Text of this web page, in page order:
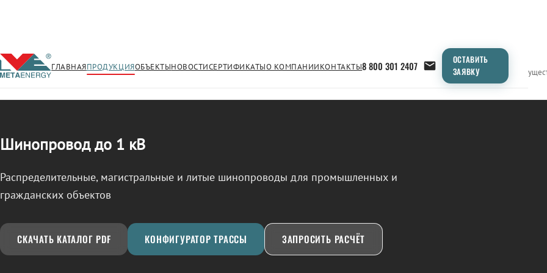
ГЛАВНАЯПРОДУКЦИЯОБЪЕКТЫНОВОСТИСЕРТИФИКАТЫО КОМПАНИИКОНТАКТЫ8 800 301 2407
ОСТАВИТЬ
ЗАЯВКУ
← Продукция/ШИНОПРОВОД Применение Продукция ТипоразмерыСравнение
Шинопровод до 1 кВ
Распределительные, магистральные и литые шинопроводы для промышленных и
гражданских объектов
СКАЧАТЬ КАТАЛОГ PDF КОНФИГУРАТОР ТРАССЫ ЗАПРОСИТЬ РАСЧЁТ